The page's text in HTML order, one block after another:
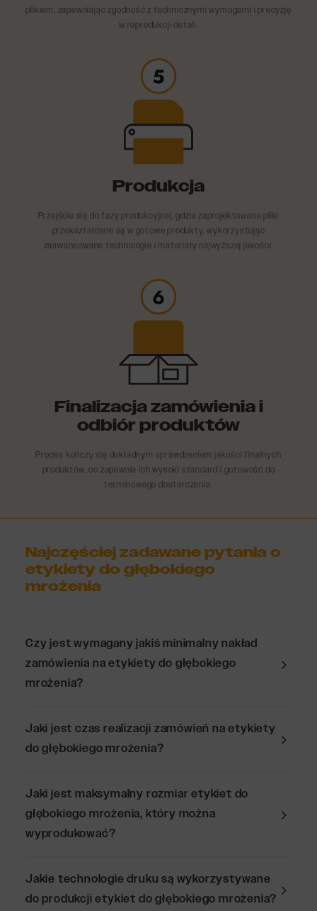
plikiem, zapewniając zgodność z technicznymi wymogami i precyzję
w reprodukcji detali.
Produkcja
Przejście się do fazy produkcyjnej, gdzie zaprojektowane pliki
przekształcane są w gotowe produkty, wykorzystując
zaawansowane technologie i materiały najwyższej jakości.
Finalizacja zamówienia i
odbiór produktów
Proces kończy się dokładnym sprawdzeniem jakości finalnych
produktów, co zapewnia ich wysoki standard i gotowość do
terminowego dostarczenia.
Najczęściej zadawane pytania o
etykiety do głębokiego
mrożenia
Czy jest wymagany jakiś minimalny nakład
zamówienia na etykiety do głębokiego
mrożenia?
Jaki jest czas realizacji zamówień na etykiety
do głębokiego mrożenia?
Jaki jest maksymalny rozmiar etykiet do
głębokiego mrożenia, który można
wyprodukować?
Jakie technologie druku są wykorzystywane
do produkcji etykiet do głębokiego mrożenia?